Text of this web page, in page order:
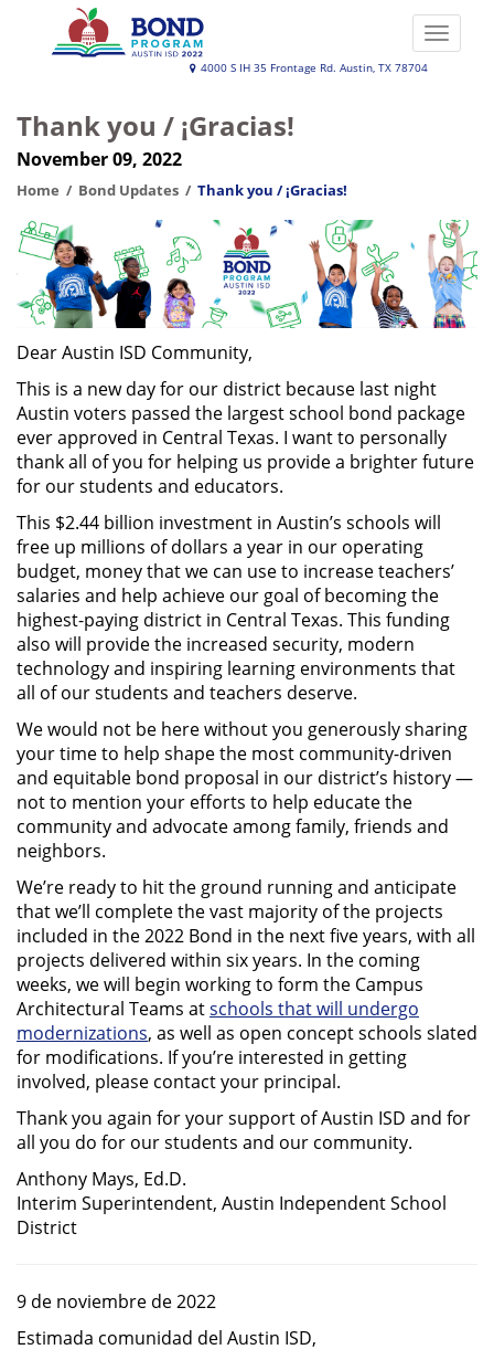
2022
Bond
Program
4000 S IH 35 Frontage Rd. Austin, TX 78704
Toggle
Thank you / ¡Gracias!
November 09, 2022
Home Bond Updates Thank you / ¡Gracias!
Dear Austin ISD Community,
This is a new day for our district because last night
Austin voters passed the largest school bond package
ever approved in Central Texas. I want to personally
thank all of you for helping us provide a brighter future
for our students and educators.
This $2.44 billion investment in Austin’s schools will
free up millions of dollars a year in our operating
budget, money that we can use to increase teachers’
salaries and help achieve our goal of becoming the
highest-paying district in Central Texas. This funding
also will provide the increased security, modern
technology and inspiring learning environments that
all of our students and teachers deserve.
We would not be here without you generously sharing
your time to help shape the most community-driven
and equitable bond proposal in our district’s history —
not to mention your efforts to help educate the
community and advocate among family, friends and
neighbors.
We’re ready to hit the ground running and anticipate
that we’ll complete the vast majority of the projects
included in the 2022 Bond in the next five years, with all
projects delivered within six years. In the coming
weeks, we will begin working to form the Campus
Architectural Teams atschools that will undergo
modernizations, as well as open concept schools slated
for modifications. If you’re interested in getting
involved, please contact your principal.
Thank you again for your support of Austin ISD and for
all you do for our students and our community.
Anthony Mays, Ed.D.
Interim Superintendent, Austin Independent School
District
9 de noviembre de 2022
Estimada comunidad del Austin ISD,